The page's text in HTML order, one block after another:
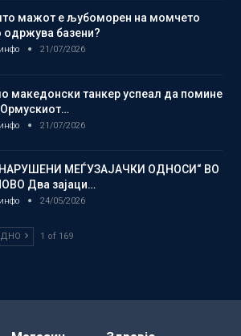
мажот е љубоморен на момчето
одржува базени?
21/07/2026
македонски танкер успеал да помине
Ормускиот…
21/07/2026
МЕЃУЗАЈАЧКИ ОДНОСИ“ ВО
Два зајаци…
24/05/2026
1 of 169